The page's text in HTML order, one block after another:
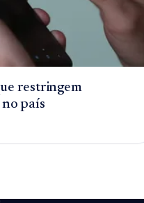
restringem
país